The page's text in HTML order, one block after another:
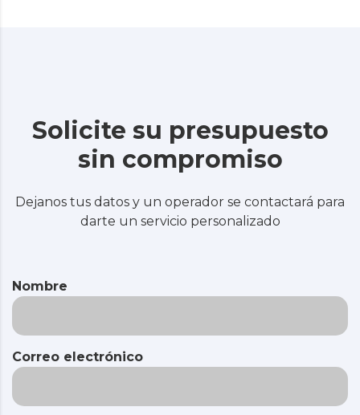
Solicite su presupuesto
sin compromiso
Dejanos tus datos y un operador se contactará para
darte un servicio personalizado
Nombre
Correo electrónico